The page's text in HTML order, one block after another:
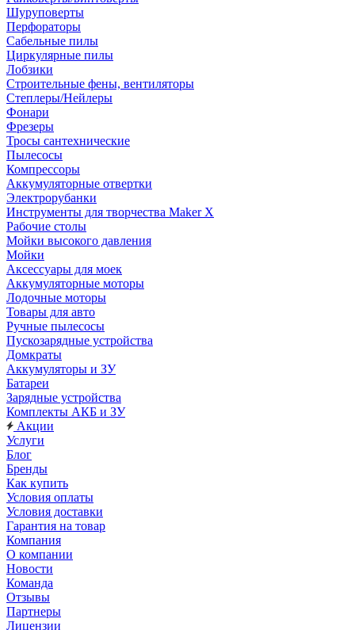
Шуруповерты
Перфораторы
Сабельные пилы
Циркулярные пилы
Лобзики
Строительные фены, вентиляторы
Степлеры/Нейлеры
Фонари
Фрезеры
Тросы сантехнические
Пылесосы
Компрессоры
Аккумуляторные отвертки
Электрорубанки
Инструменты для творчества Maker X
Рабочие столы
Мойки высокого давления
Мойки
Аксессуары для моек
Аккумуляторные моторы
Лодочные моторы
Товары для авто
Ручные пылесосы
Пускозарядные устройства
Домкраты
Аккумуляторы и ЗУ
Батареи
Зарядные устройства
Комплекты АКБ и ЗУ
Акции
Услуги
Блог
Бренды
Как купить
Условия оплаты
Условия доставки
Гарантия на товар
Компания
О компании
Новости
Команда
Отзывы
Партнеры
Лицензии